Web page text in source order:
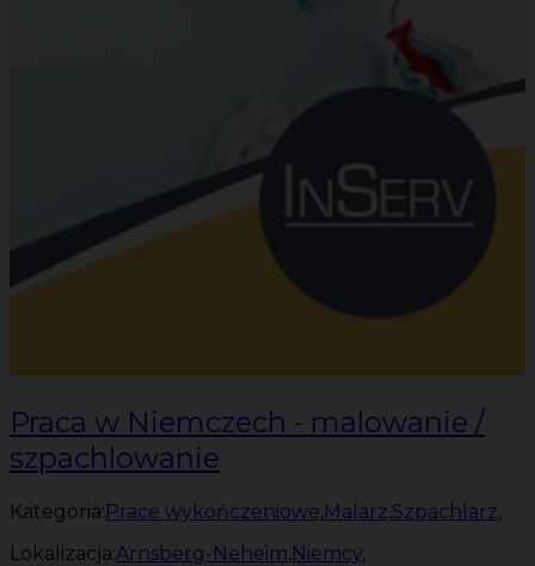
Praca w Niemczech - malowanie /
szpachlowanie
Kategoria:Prace wykończeniowe,Malarz,Szpachlarz,
Lokalizacja:Arnsberg-Neheim,Niemcy,